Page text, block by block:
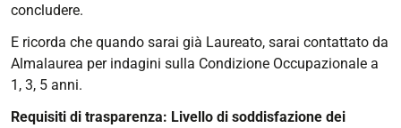
concludere.
E ricorda che quando sarai già Laureato, sarai contattato da
Almalaurea per indagini sulla Condizione Occupazionale a
1, 3, 5 anni.
Requisiti di trasparenza: Livello di soddisfazione dei